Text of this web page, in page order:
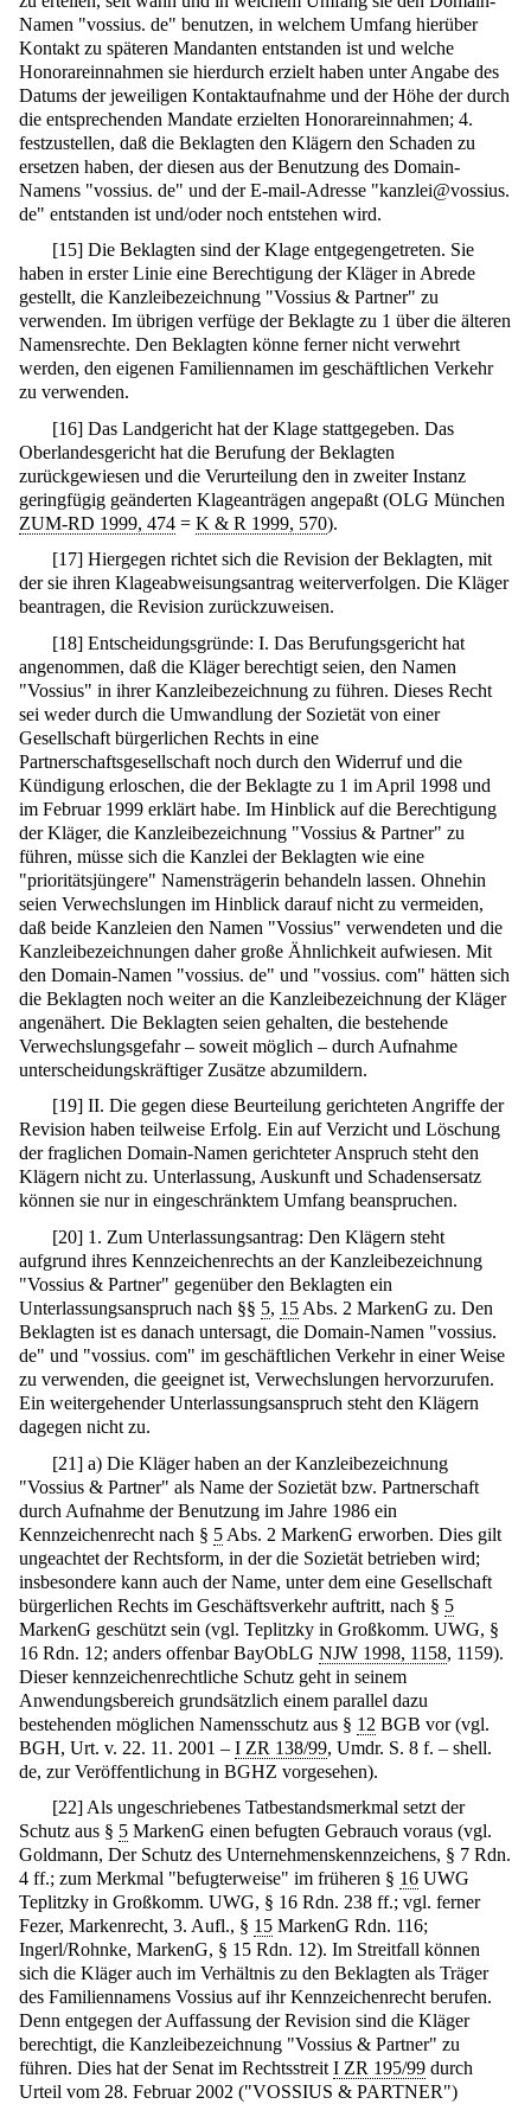
Namen "vossius. de" benutzen, in welchem Umfang hierüber
Kontakt zu späteren Mandanten entstanden ist und welche
Honorareinnahmen sie hierdurch erzielt haben unter Angabe des
Datums der jeweiligen Kontaktaufnahme und der Höhe der durch
die entsprechenden Mandate erzielten Honorareinnahmen; 4.
festzustellen, daß die Beklagten den Klägern den Schaden zu
ersetzen haben, der diesen aus der Benutzung des Domain-
Namens "vossius. de" und der E-mail-Adresse "kanzlei@vossius.
de" entstanden ist und/oder noch entstehen wird.
[15] Die Beklagten sind der Klage entgegengetreten. Sie
haben in erster Linie eine Berechtigung der Kläger in Abrede
gestellt, die Kanzleibezeichnung "Vossius & Partner" zu
verwenden. Im übrigen verfüge der Beklagte zu 1 über die älteren
Namensrechte. Den Beklagten könne ferner nicht verwehrt
werden, den eigenen Familiennamen im geschäftlichen Verkehr
zu verwenden.
[16] Das Landgericht hat der Klage stattgegeben. Das
Oberlandesgericht hat die Berufung der Beklagten
zurückgewiesen und die Verurteilung den in zweiter Instanz
geringfügig geänderten Klageanträgen angepaßt (OLG München
ZUM-RD 1999, 474 = K & R 1999, 570).
[17] Hiergegen richtet sich die Revision der Beklagten, mit
der sie ihren Klageabweisungsantrag weiterverfolgen. Die Kläger
beantragen, die Revision zurückzuweisen.
[18] Entscheidungsgründe: I. Das Berufungsgericht hat
angenommen, daß die Kläger berechtigt seien, den Namen
"Vossius" in ihrer Kanzleibezeichnung zu führen. Dieses Recht
sei weder durch die Umwandlung der Sozietät von einer
Gesellschaft bürgerlichen Rechts in eine
Partnerschaftsgesellschaft noch durch den Widerruf und die
Kündigung erloschen, die der Beklagte zu 1 im April 1998 und
im Februar 1999 erklärt habe. Im Hinblick auf die Berechtigung
der Kläger, die Kanzleibezeichnung "Vossius & Partner" zu
führen, müsse sich die Kanzlei der Beklagten wie eine
"prioritätsjüngere" Namensträgerin behandeln lassen. Ohnehin
seien Verwechslungen im Hinblick darauf nicht zu vermeiden,
daß beide Kanzleien den Namen "Vossius" verwendeten und die
Kanzleibezeichnungen daher große Ähnlichkeit aufwiesen. Mit
den Domain-Namen "vossius. de" und "vossius. com" hätten sich
die Beklagten noch weiter an die Kanzleibezeichnung der Kläger
angenähert. Die Beklagten seien gehalten, die bestehende
Verwechslungsgefahr – soweit möglich – durch Aufnahme
unterscheidungskräftiger Zusätze abzumildern.
[19] II. Die gegen diese Beurteilung gerichteten Angriffe der
Revision haben teilweise Erfolg. Ein auf Verzicht und Löschung
der fraglichen Domain-Namen gerichteter Anspruch steht den
Klägern nicht zu. Unterlassung, Auskunft und Schadensersatz
können sie nur in eingeschränktem Umfang beanspruchen.
[20] 1. Zum Unterlassungsantrag: Den Klägern steht
aufgrund ihres Kennzeichenrechts an der Kanzleibezeichnung
"Vossius & Partner" gegenüber den Beklagten ein
Unterlassungsanspruch nach §§ 5, 15 Abs. 2 MarkenG zu. Den
Beklagten ist es danach untersagt, die Domain-Namen "vossius.
de" und "vossius. com" im geschäftlichen Verkehr in einer Weise
zu verwenden, die geeignet ist, Verwechslungen hervorzurufen.
Ein weitergehender Unterlassungsanspruch steht den Klägern
dagegen nicht zu.
[21] a) Die Kläger haben an der Kanzleibezeichnung
"Vossius & Partner" als Name der Sozietät bzw. Partnerschaft
durch Aufnahme der Benutzung im Jahre 1986 ein
Kennzeichenrecht nach § 5 Abs. 2 MarkenG erworben. Dies gilt
ungeachtet der Rechtsform, in der die Sozietät betrieben wird;
insbesondere kann auch der Name, unter dem eine Gesellschaft
bürgerlichen Rechts im Geschäftsverkehr auftritt, nach § 5
MarkenG geschützt sein (vgl. Teplitzky in Großkomm. UWG, §
16 Rdn. 12; anders offenbar BayObLG NJW 1998, 1158, 1159).
Dieser kennzeichenrechtliche Schutz geht in seinem
Anwendungsbereich grundsätzlich einem parallel dazu
bestehenden möglichen Namensschutz aus § 12 BGB vor (vgl.
BGH, Urt. v. 22. 11. 2001 – I ZR 138/99, Umdr. S. 8 f. – shell.
de, zur Veröffentlichung in BGHZ vorgesehen).
[22] Als ungeschriebenes Tatbestandsmerkmal setzt der
Schutz aus § 5 MarkenG einen befugten Gebrauch voraus (vgl.
Goldmann, Der Schutz des Unternehmenskennzeichens, § 7 Rdn.
4 ff.; zum Merkmal "befugterweise" im früheren § 16 UWG
Teplitzky in Großkomm. UWG, § 16 Rdn. 238 ff.; vgl. ferner
Fezer, Markenrecht, 3. Aufl., § 15 MarkenG Rdn. 116;
Ingerl/Rohnke, MarkenG, § 15 Rdn. 12). Im Streitfall können
sich die Kläger auch im Verhältnis zu den Beklagten als Träger
des Familiennamens Vossius auf ihr Kennzeichenrecht berufen.
Denn entgegen der Auffassung der Revision sind die Kläger
berechtigt, die Kanzleibezeichnung "Vossius & Partner" zu
führen. Dies hat der Senat im Rechtsstreit I ZR 195/99 durch
Urteil vom 28. Februar 2002 ("VOSSIUS & PARTNER")